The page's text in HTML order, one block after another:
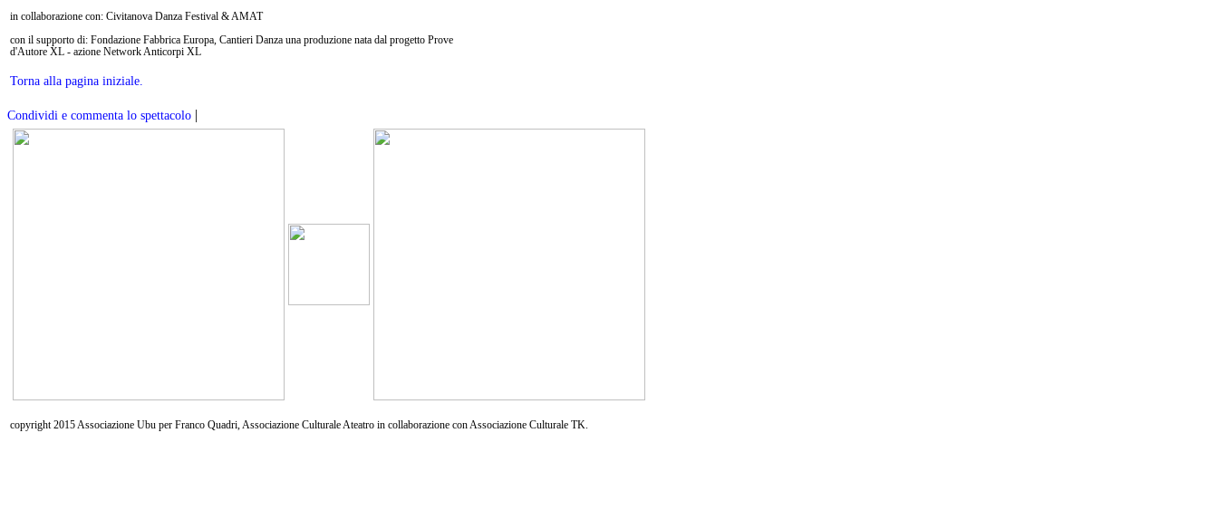
in collaborazione con: Civitanova Danza Festival & AMAT
con il supporto di: Fondazione Fabbrica Europa, Cantieri Danza una produzione nata dal progetto Prove
d'Autore XL - azione Network Anticorpi XL
Torna alla pagina iniziale.
Condividi e commenta lo spettacolo |
copyright 2015 Associazione Ubu per Franco Quadri, Associazione Culturale Ateatro in collaborazione con Associazione Culturale TK.